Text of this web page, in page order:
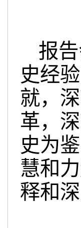
报
史经
就，
革，
史为
慧和
释和深